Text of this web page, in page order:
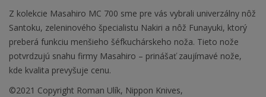
Z kolekcie Masahiro MC 700 sme pre vás vybrali univerzálny nôž
Santoku, zeleninového špecialistu Nakiri a nôž Funayuki, ktorý
preberá funkciu menšieho šéfkuchárskeho noža. Tieto nože
potvrdzujú snahu firmy Masahiro – prinášať zaujímavé nože,
kde kvalita prevyšuje cenu.
©2021 Copyright Roman Ulík, Nippon Knives,